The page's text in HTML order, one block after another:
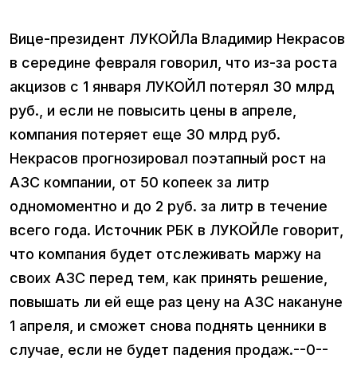
Вице-президент ЛУКОЙЛа Владимир Некрасов
в середине февраля говорил, что из-за роста
акцизов с 1 января ЛУКОЙЛ потерял 30 млрд
руб., и если не повысить цены в апреле,
компания потеряет еще 30 млрд руб.
Некрасов прогнозировал поэтапный рост на
АЗС компании, от 50 копеек за литр
одномоментно и до 2 руб. за литр в течение
всего года. Источник РБК в ЛУКОЙЛе говорит,
что компания будет отслеживать маржу на
своих АЗС перед тем, как принять решение,
повышать ли ей еще раз цену на АЗС накануне
1 апреля, и сможет снова поднять ценники в
случае, если не будет падения продаж.--0--